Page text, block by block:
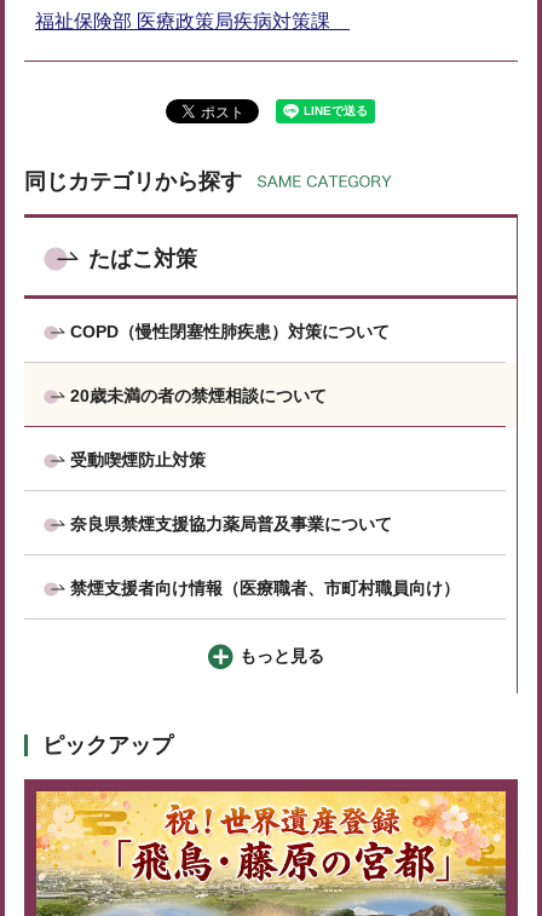
福祉保険部 医療政策局疾病対策課
同じカテゴリから探す
たばこ対策
COPD（慢性閉塞性肺疾患）対策について
20歳未満の者の禁煙相談について
受動喫煙防止対策
奈良県禁煙支援協力薬局普及事業について
禁煙支援者向け情報（医療職者、市町村職員向け）
もっと見る
ピックアップ